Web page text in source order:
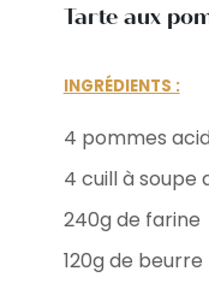
Tarte aux
INGRÉDIENTS :
4 pommes
4 cuill à soupe
240g de farine
120g de beurre